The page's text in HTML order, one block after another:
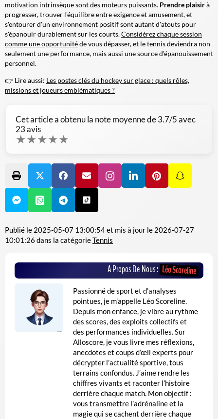
motivation intrinsèque sont des moteurs puissants. Prendre plaisirà
progresser, trouver l'équilibre entre exigence et amusement, et
s'entourer d'un environnement positif sont autant d'atouts pour
s'épanouir durablement sur les courts.Considérez chaque session
comme une opportunitéde vous dépasser, et le tennis deviendra non
seulement une performance, mais aussi une source d'épanouissement
personnel.
👉 Lire aussi: Les postes clés du hockey sur glace : quels rôles,
missions et joueurs emblématiques ?
Cet article a obtenu la note moyenne de3.7/5 avec
23avis
★★★★★
Publié le 2025-05-07 13:00:54et mis à jour le 2026-07-27
10:01:26 dans la catégorieTennis
A Propos De Nous :Léo Scoreline
Passionné de sport et d'analyses
pointues, je m’appelle Léo Scoreline.
Depuis mon enfance, je vibre au rythme
des scores, des exploits collectifs et
des performances individuelles. Sur
Alloscore, je vous livre mes réflexions,
anecdotes et coups d’œil experts pour
décrypter l’actualité sportive, tous
terrains confondus. J’aime rendre les
chiffres vivants et raconter l’histoire
derrière chaque match. Mon objectif :
vous transmettre l’adrénaline et la
magie qui se cachent derrière chaque